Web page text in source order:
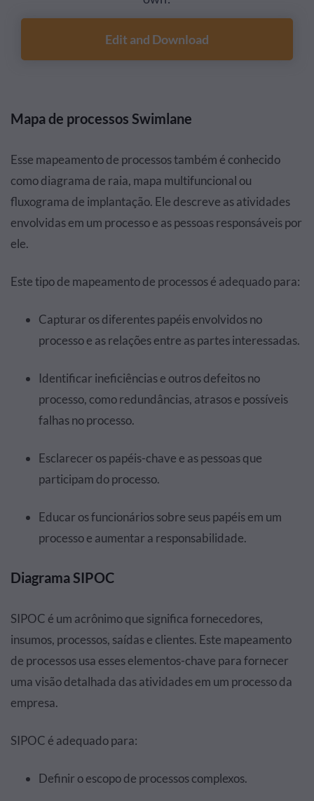
Edit and Download
Mapa de processos Swimlane
Esse mapeamento de processos também é conhecido
como diagrama de raia, mapa multifuncional ou
fluxograma de implantação. Ele descreve as atividades
envolvidas em um processo e as pessoas responsáveis por
ele.
Este tipo de mapeamento de processos é adequado para:
Capturar os diferentes papéis envolvidos no
processo e as relações entre as partes interessadas.
Identificar ineficiências e outros defeitos no
processo, como redundâncias, atrasos e possíveis
falhas no processo.
Esclarecer os papéis-chave e as pessoas que
participam do processo.
Educar os funcionários sobre seus papéis em um
processo e aumentar a responsabilidade.
Diagrama SIPOC
SIPOC é um acrônimo que significa fornecedores,
insumos, processos, saídas e clientes. Este mapeamento
de processos usa esses elementos-chave para fornecer
uma visão detalhada das atividades em um processo da
empresa.
SIPOC é adequado para:
Definir o escopo de processos complexos.